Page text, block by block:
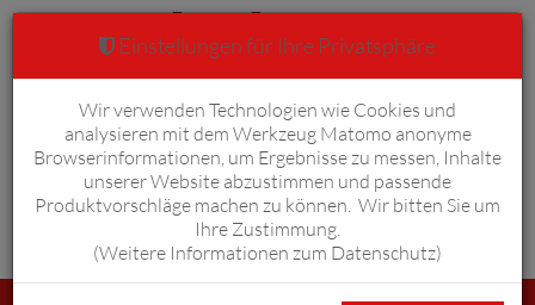
Anmelden Warenkorb 0
Einstellungen für Ihre Privatsphäre
Wir verwenden Technologien wie Cookies und
analysieren mit dem Werkzeug Matomo anonyme
Browserinformationen, um Ergebnisse zu messen, Inhalte
unserer Website abzustimmen und passende
Produktvorschläge machen zu können. Wir bitten Sie um
Ihre Zustimmung.
(Weitere Informationen zum Datenschutz)